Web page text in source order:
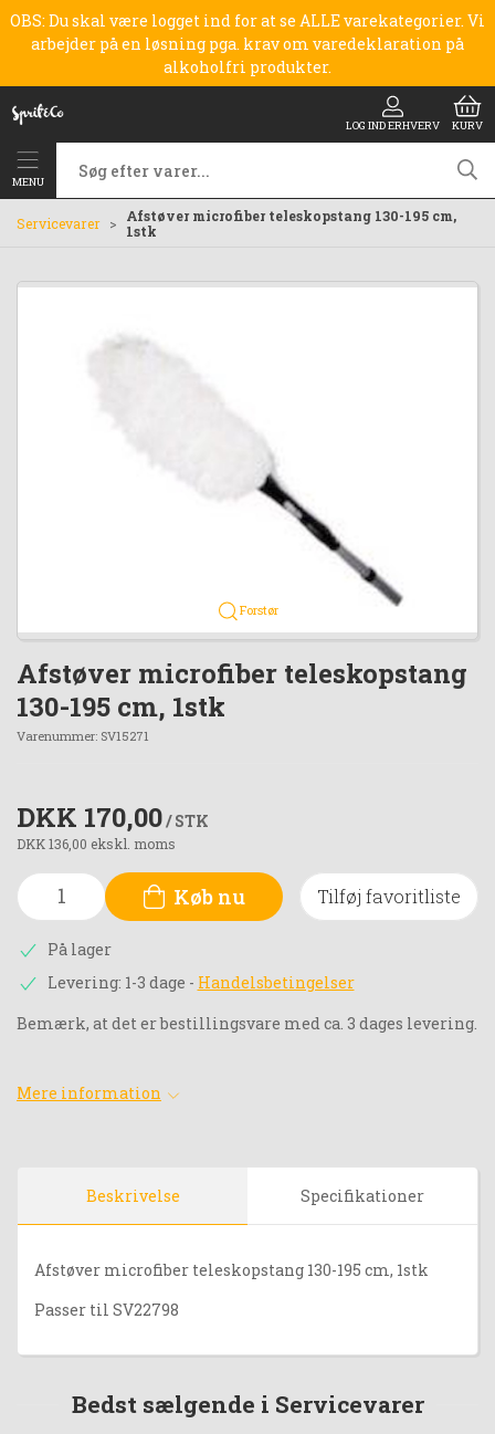
OBS: Du skal være logget ind for at se ALLE varekategorier. Vi
arbejder på en løsning pga. krav om varedeklaration på
alkoholfri produkter.
LOG IND ERHVERV KURV
MENU
Servicevarer
Afstøver microfiber teleskopstang 130-195 cm,
1stk
Forstør
Afstøver microfiber teleskopstang
130-195 cm, 1stk
Varenummer: SV15271
DKK 170,00/ STK
DKK 136,00 ekskl. moms
Køb nu Tilføj favoritliste
På lager
Levering: 1-3 dage - Handelsbetingelser
Bemærk, at det er bestillingsvare med ca. 3 dages levering.
Mere information
Beskrivelse Specifikationer
Afstøver microfiber teleskopstang 130-195 cm, 1stk
Passer til SV22798
Bedst sælgende i Servicevarer